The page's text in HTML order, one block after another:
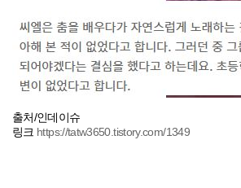
출처/인데이슈
링크 https://tatw3650.tistory.com/1349